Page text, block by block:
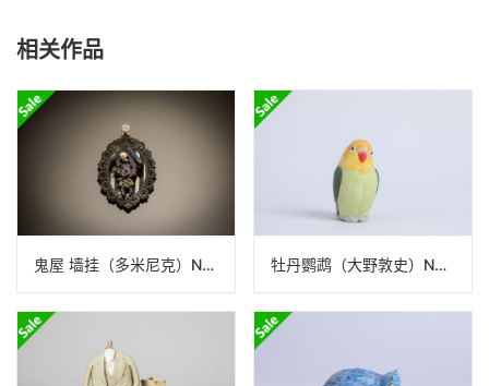
相关作品
鬼屋 墙挂（多米尼克）N24B057 牡丹鹦鹉（大野敦史）N24B77